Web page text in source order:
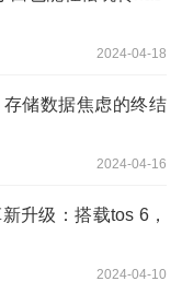
2024-04-18
储数据焦虑的终结
2024-04-16
升级：搭载tos 6，
2024-04-10